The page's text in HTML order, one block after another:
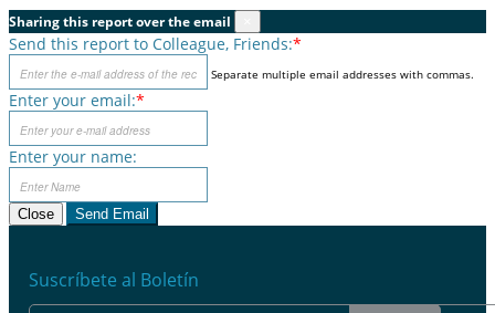
Sharing this report over the email
Send this report to Colleague, Friends:*
Separate multiple email addresses with commas.
Enter your email:*
Enter your name:
Close Send Email
Suscríbete al Boletín